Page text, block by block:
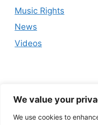
We value your
We use cookies to
Music Rights
News
Videos